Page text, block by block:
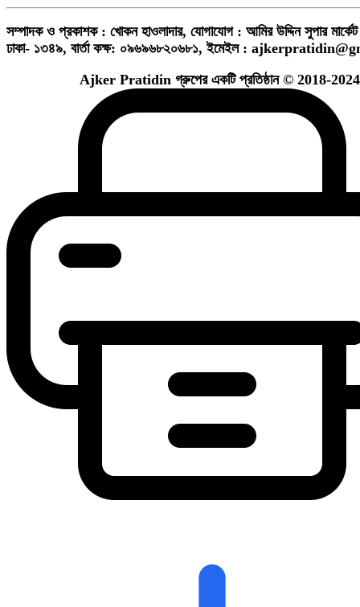
সম্পাদক ও প্রকাশক : খোকন হাওলাদার, যোগাযোগ : আমির উদ্দিন সুপার
ঢাকা- ১৩৪৯, বার্তা কক্ষ: ০৯৬৯৬৮২০৬৮১, ইমেইল :
Ajker Pratidin গ্রুপের একটি প্রতিষ্ঠান © 2018-